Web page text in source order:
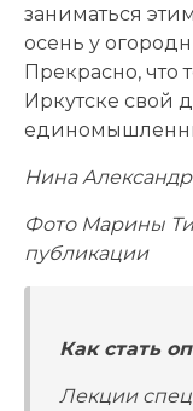
заниматься
осень у
Прекрасно, что
Иркутске свой
Нина
Фото Марины
публикации
Как стать
Лекции